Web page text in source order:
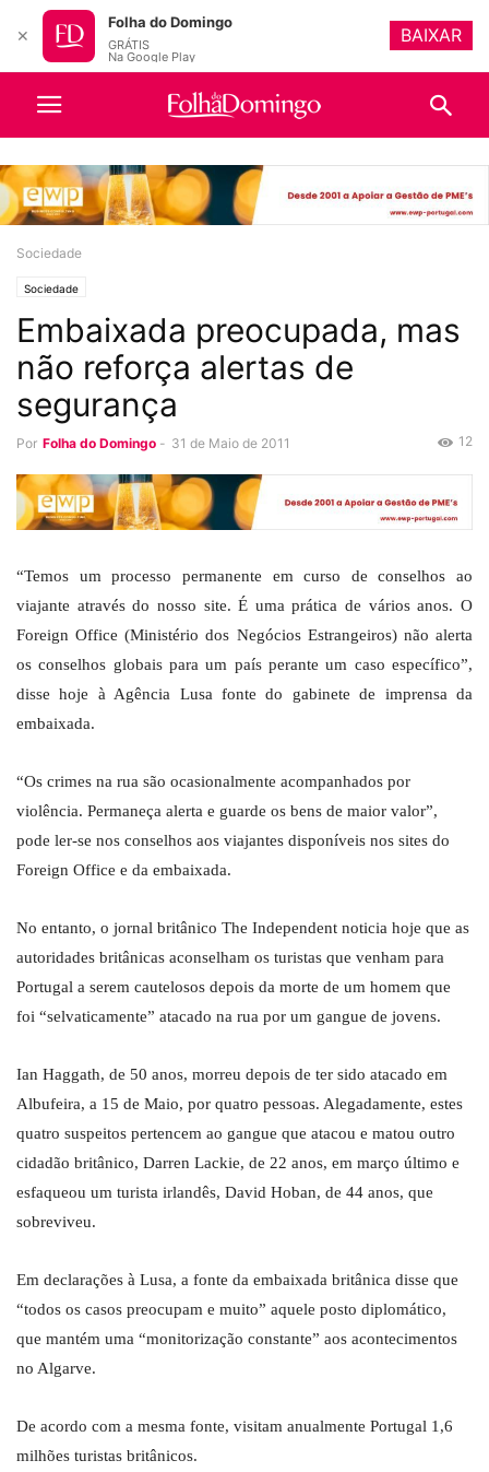
Sociedade
Sociedade
Embaixada preocupada, mas
não reforça alertas de
segurança
Por Folha do Domingo - 31 de Maio de 2011 12
“Temos um processo permanente em curso de conselhos ao
viajante através do nosso site. É uma prática de vários anos. O
Foreign Office (Ministério dos Negócios Estrangeiros) não alerta
os conselhos globais para um país perante um caso específico”,
disse hoje à Agência Lusa fonte do gabinete de imprensa da
embaixada.
“Os crimes na rua são ocasionalmente acompanhados por
violência. Permaneça alerta e guarde os bens de maior valor”,
pode ler-se nos conselhos aos viajantes disponíveis nos sites do
Foreign Office e da embaixada.
No entanto, o jornal britânico The Independent noticia hoje que as
autoridades britânicas aconselham os turistas que venham para
Portugal a serem cautelosos depois da morte de um homem que
foi “selvaticamente” atacado na rua por um gangue de jovens.
Ian Haggath, de 50 anos, morreu depois de ter sido atacado em
Albufeira, a 15 de Maio, por quatro pessoas. Alegadamente, estes
quatro suspeitos pertencem ao gangue que atacou e matou outro
cidadão britânico, Darren Lackie, de 22 anos, em março último e
esfaqueou um turista irlandês, David Hoban, de 44 anos, que
sobreviveu.
Em declarações à Lusa, a fonte da embaixada britânica disse que
“todos os casos preocupam e muito” aquele posto diplomático,
que mantém uma “monitorização constante” aos acontecimentos
no Algarve.
De acordo com a mesma fonte, visitam anualmente Portugal 1,6
milhões turistas britânicos.
✕
Folha do Domingo
GRÁTIS
Na Google Play
BAIXAR